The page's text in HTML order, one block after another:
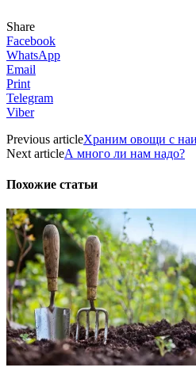
Share
Facebook
WhatsApp
Email
Print
Telegram
Viber
Previous articleХраним овощи с
Next articleА много ли нам надо?
Похожие статьи